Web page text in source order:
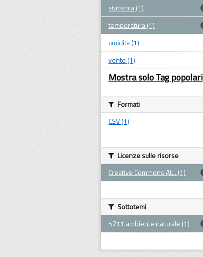
statistica (1)
temperatura (1)
umidita (1)
vento (1)
Mostra solo Tag popolari
Formati
CSV (1)
Licenze sulle risorse
Creative Commons At... (1)
Sottotemi
5211 ambiente naturale (1)